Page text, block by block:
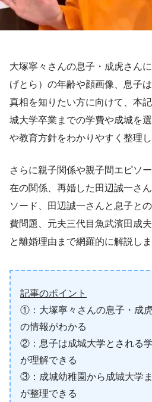
大塚寧々さんの息子・成虎さん
げとら）の年齢や顔画像、息子
真相を知りたい方に向けて、本
城大学卒業までの学費や成城を
や教育方針をわかりやすく整理し
さらに親子関係や親子間エピソ
在の関係、再婚した田辺誠一さ
ソード、田辺誠一さんと息子と
費問題、元夫三代目魚武濱田成
と離婚理由まで網羅的に解説しま
記事のポイント
①：大塚寧々さんの息子・成
の情報がわかる
②：息子は成城大学とされる
が理解できる
③：成城幼稚園から成城大学
が整理できる